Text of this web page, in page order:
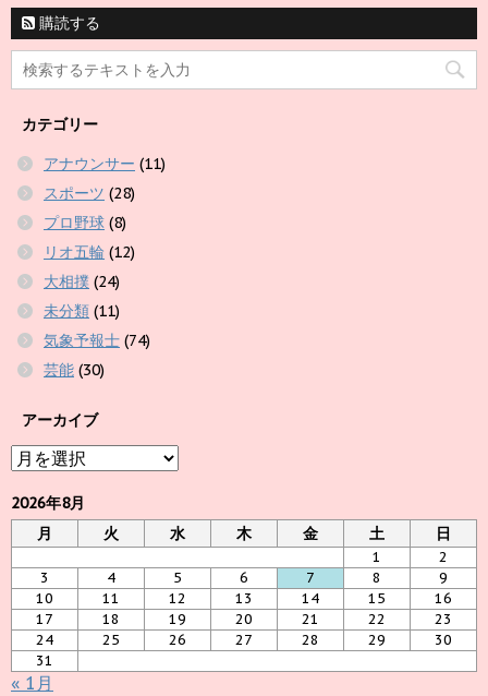
購読する
カテゴリー
アナウンサー (11)
スポーツ (28)
プロ野球 (8)
リオ五輪 (12)
大相撲 (24)
未分類 (11)
気象予報士 (74)
芸能 (30)
アーカイブ
ア
カ
イ
ブ
2026年8月
月
火 水 木 金 土 日
1
2
3
4 5 6 7 8
9
10
11 12 13 14 15
16
17
18 19 20 21 22
23
24
25 26 27 28 29
30
31
« 1月